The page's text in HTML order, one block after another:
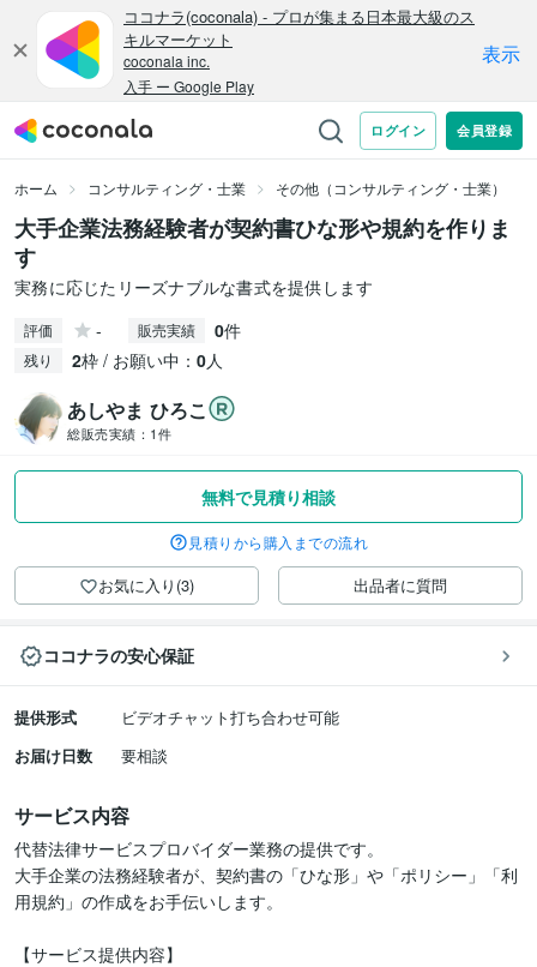
ホーム コンサルティング・士業 その他（コンサルティング・士業）
大手企業法務経験者が契約書ひな形や規約を作りま
す
実務に応じたリーズナブルな書式を提供します
評価 - 販売実績 0件
残り 2枠 / お願い中： 0人
あしやま ひろこ
総販売実績： 1件
無料で見積り相談
見積りから購入までの流れ
お気に入り(3) 出品者に質問
ココナラの安心保証
提供形式
ビデオチャット打ち合わせ可能
お届け日数
要相談
サービス内容
代替法律サービスプロバイダー業務の提供です。
大手企業の法務経験者が、契約書の「ひな形」や「ポリシー」「利
用規約」の作成をお手伝いします。
【サービス提供内容】